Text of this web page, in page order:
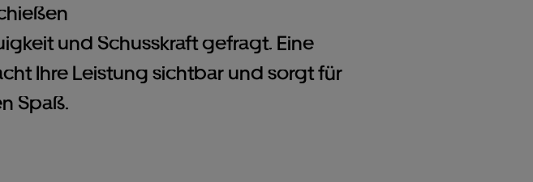
und Schusskraft gefragt. Eine
Ihre Leistung sichtbar und sorgt für
Spaß.